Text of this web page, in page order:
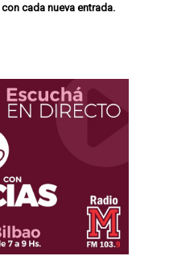
cada nueva entrada.